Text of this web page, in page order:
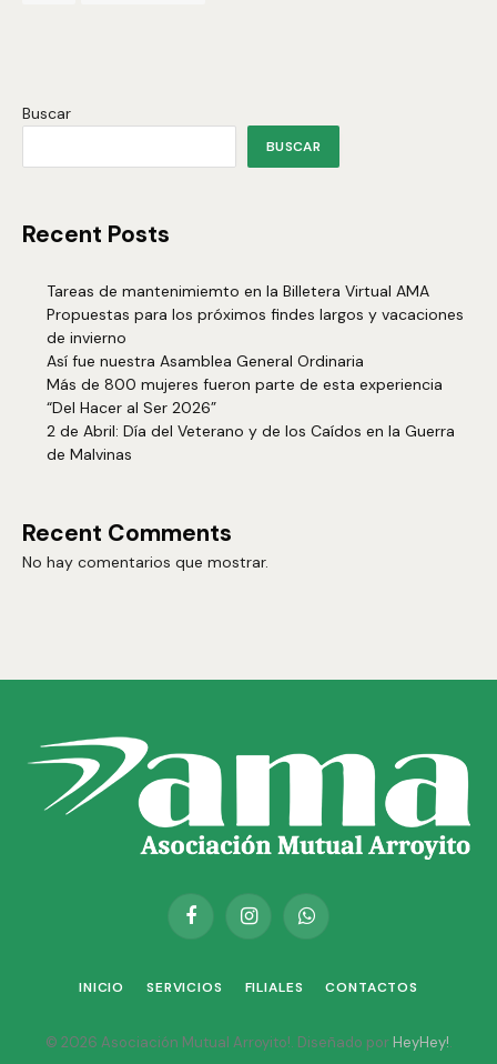
Buscar
BUSCAR
Recent Posts
Tareas de mantenimiemto en la Billetera Virtual AMA
Propuestas para los próximos findes largos y vacaciones
de invierno
Así fue nuestra Asamblea General Ordinaria
Más de 800 mujeres fueron parte de esta experiencia
“Del Hacer al Ser 2026”
2 de Abril: Día del Veterano y de los Caídos en la Guerra
de Malvinas
Recent Comments
No hay comentarios que mostrar.
FacebookInstagramWhatsApp
INICIO SERVICIOS FILIALES CONTACTOS
© 2026 Asociación Mutual Arroyito!. Diseñado por HeyHey!.